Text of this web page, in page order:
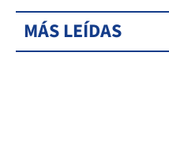
MÁS LEÍDAS